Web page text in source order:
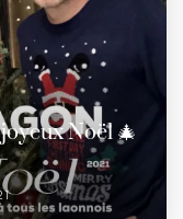
Noël 🎄